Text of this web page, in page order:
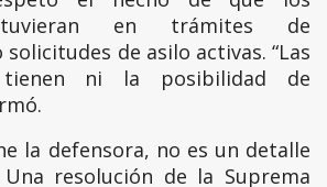
en trámites de
de asilo activas. “Las
ni la posibilidad de
la defensora, no es un detalle
resolución de la Suprema